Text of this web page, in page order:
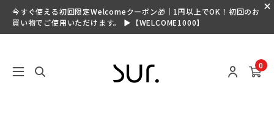
今すぐ使える初回限定Welcomeクーポン🎁｜1円以上でOK！初回のお
買い物でご使用いただけます。 ▶【WELCOME1000】
0